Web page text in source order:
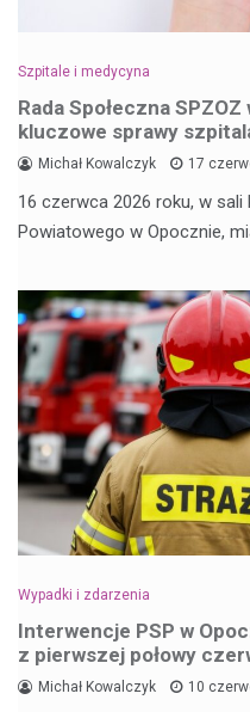
Szpitale i medycyna
Rada Społeczna
kluczowe sprawy
Michał Kowalczyk 17
16 czerwca 2026 roku, w
Powiatowego w Opocznie,
Wypadki i zdarzenia
Interwencje PSP w
z pierwszej połowy
Michał Kowalczyk 10